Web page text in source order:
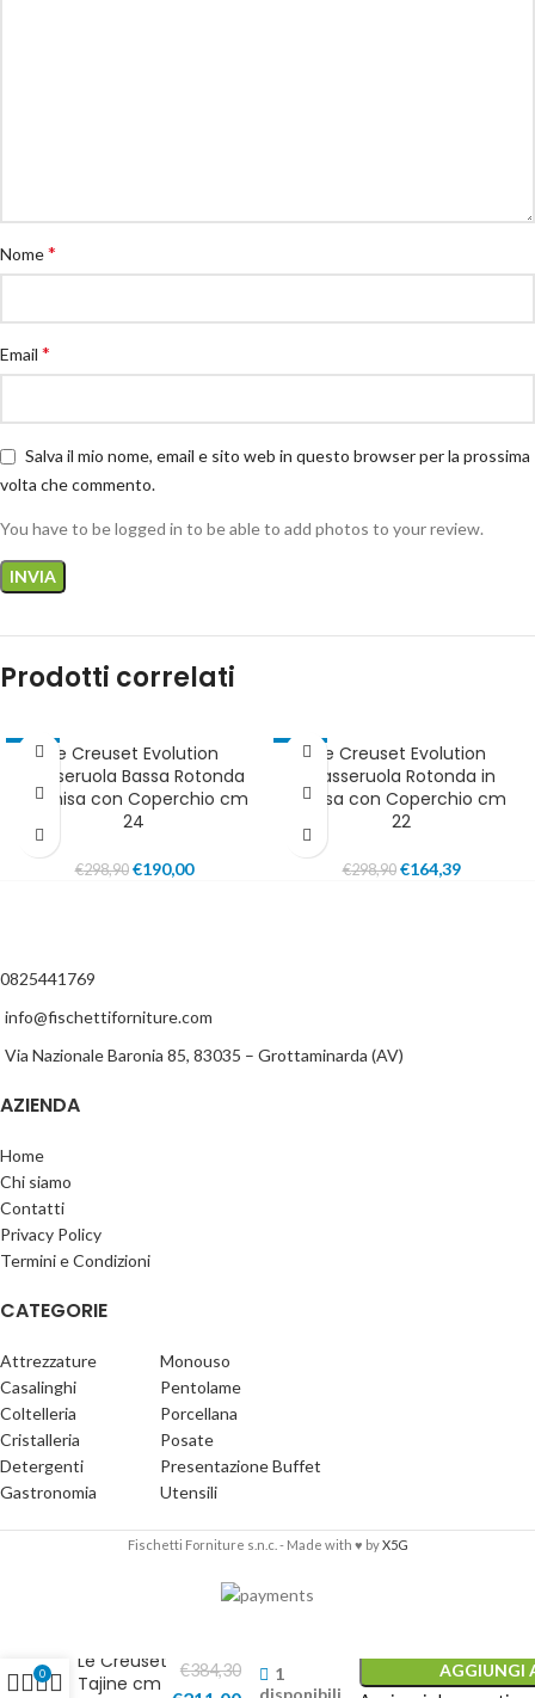
Nome*
Email *
Salva il mio nome, email e sito web in questo browser per la prossima
volta che commento.
You have to be logged in to be able to add photos to your review.
Prodotti correlati
-36%
IN EVIDENZA
Le Creuset Evolution
Casseruola Bassa Rotonda
in Ghisa con Coperchio cm
24
€298,90 €190,00
-45%
SOLD OUT
IN EVIDENZA
Le Creuset Evolution
Casseruola Rotonda in
Ghisa con Coperchio cm
22
€298,90 €164,39
0825441769
info@fischettiforniture.com
Via Nazionale Baronia 85, 83035 – Grottaminarda (AV)
AZIENDA
Home
Chi siamo
Contatti
Privacy Policy
Termini e Condizioni
CATEGORIE
Attrezzature
Casalinghi
Coltelleria
Cristalleria
Detergenti
Gastronomia
Monouso
Pentolame
Porcellana
Posate
Presentazione Buffet
Utensili
Fischetti Forniture s.n.c. - Made with ♥ byX5G
Le Creuset
Tajine cm
€384,30
1
disponibili
AGGIUNGI
0